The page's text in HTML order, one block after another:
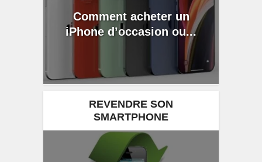
Comment acheter un
iPhone d’occasion ou...
REVENDRE SON
SMARTPHONE